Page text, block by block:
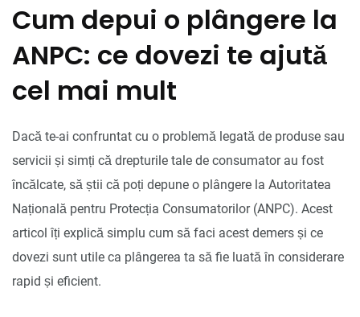
Cum depui o plângere la
ANPC: ce dovezi te ajută
cel mai mult
Dacă te-ai confruntat cu o problemă legată de produse sau
servicii și simți că drepturile tale de consumator au fost
încălcate, să știi că poți depune o plângere la Autoritatea
Națională pentru Protecția Consumatorilor (ANPC). Acest
articol îți explică simplu cum să faci acest demers și ce
dovezi sunt utile ca plângerea ta să fie luată în considerare
rapid și eficient.